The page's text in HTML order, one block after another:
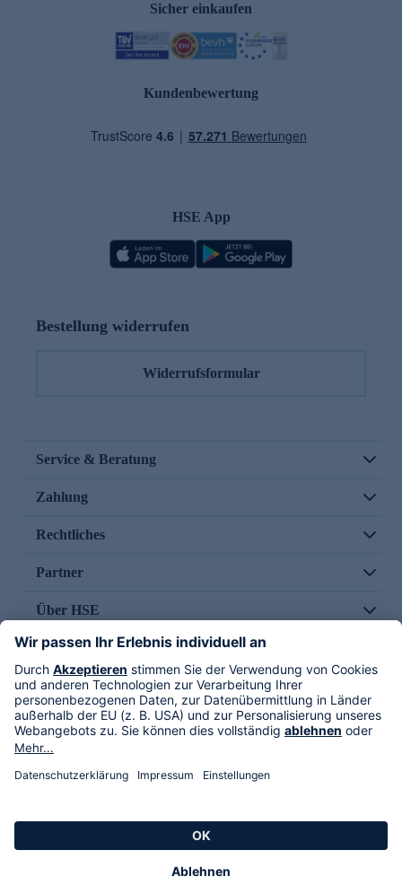
Sicher einkaufen
Kundenbewertung
HSE App
Bestellung widerrufen
Widerrufsformular
Service & Beratung
Zahlung
Rechtliches
Partner
Über HSE
Im TV
HSE International